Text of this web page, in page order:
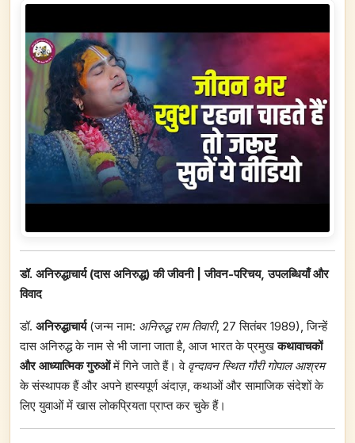
डॉ. अनिरुद्धाचार्य (दास अनिरुद्ध) की जीवनी |जीवन-परिचय,उपलब्धियाँ और
विवाद
डॉ. अनिरुद्धाचार्य(जन्म नाम: अनिरुद्ध राम तिवारी, 27 सितंबर 1989), जिन्हें
दास अनिरुद्ध के नाम से भी जाना जाता है, आज भारत के प्रमुखकथावाचकों
और आध्यात्मिक गुरुओंमें गिने जाते हैं। वे वृन्दावन स्थित गौरी गोपाल आश्रम
के संस्थापक हैं और अपने हास्यपूर्ण अंदाज़, कथाओं और सामाजिक संदेशों के
लिए युवाओं में खास लोकप्रियता प्राप्त कर चुके हैं।